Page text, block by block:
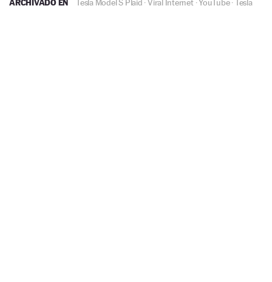
ARCHIVADO EN Tesla Model S Plaid ·Viral Internet·YouTube· Tesla